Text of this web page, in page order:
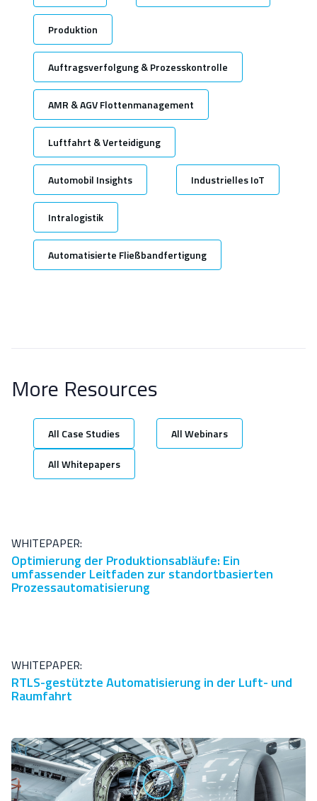
Produktion
Auftragsverfolgung & Prozesskontrolle
AMR & AGV Flottenmanagement
Luftfahrt & Verteidigung
Automobil Insights Industrielles IoT
Intralogistik
Automatisierte Fließbandfertigung
More Resources
All Case Studies All Webinars
All Whitepapers
WHITEPAPER:
Optimierung der Produktionsabläufe: Ein
umfassender Leitfaden zur standortbasierten
Prozessautomatisierung
WHITEPAPER:
RTLS-gestützte Automatisierung in der Luft- und
Raumfahrt